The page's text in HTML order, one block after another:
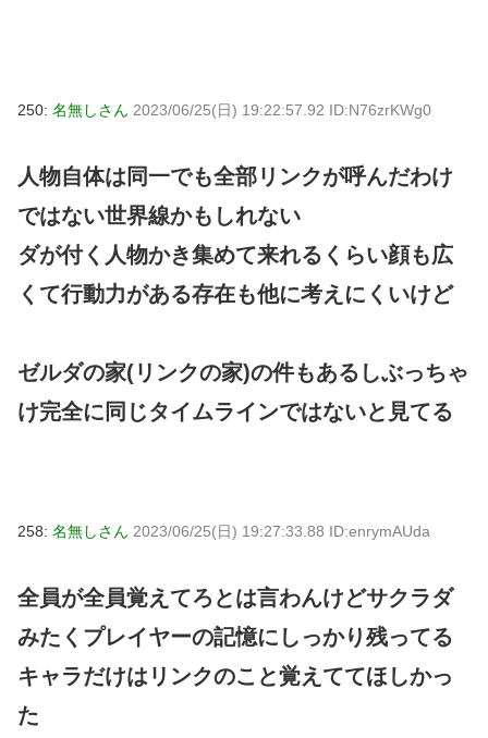
250: 名無しさん 2023/06/25(日) 19:22:57.92 ID:N76zrKWg0
人物自体は同一でも全部リンクが呼んだわけ
ではない世界線かもしれない
ダが付く人物かき集めて来れるくらい顔も広
くて行動力がある存在も他に考えにくいけど
ゼルダの家(リンクの家)の件もあるしぶっちゃ
け完全に同じタイムラインではないと見てる
258: 名無しさん 2023/06/25(日) 19:27:33.88 ID:enrymAUda
全員が全員覚えてろとは言わんけどサクラダ
みたくプレイヤーの記憶にしっかり残ってる
キャラだけはリンクのこと覚えててほしかっ
た